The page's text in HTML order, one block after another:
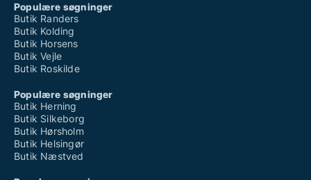
Populære søgninger
Butik Randers
Butik Kolding
Butik Horsens
Butik Vejle
Butik Roskilde
Populære søgninger
Butik Herning
Butik Silkeborg
Butik Hørsholm
Butik Helsingør
Butik Næstved